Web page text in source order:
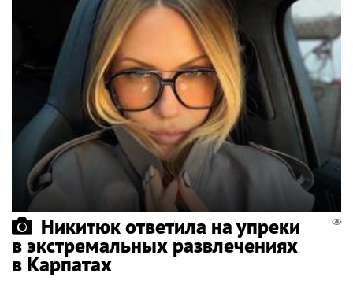
Никитюк ответила на упреки
в экстремальных развлечениях
в Карпатах